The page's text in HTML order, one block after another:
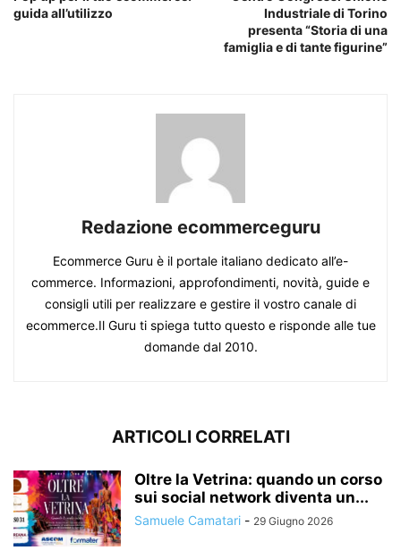
guida all’utilizzo
Industriale di Torino
presenta “Storia di una
famiglia e di tante figurine”
Redazione ecommerceguru
Ecommerce Guru è il portale italiano dedicato all’e-
commerce. Informazioni, approfondimenti, novità, guide e
consigli utili per realizzare e gestire il vostro canale di
ecommerce.Il Guru ti spiega tutto questo e risponde alle tue
domande dal 2010.
ARTICOLI CORRELATI
Oltre la Vetrina: quando un corso
sui social network diventa un...
Samuele Camatari - 29 Giugno 2026